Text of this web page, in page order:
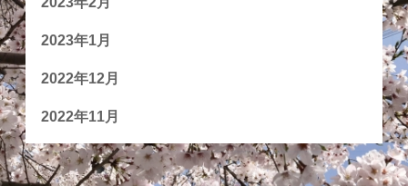
2023年1月
2022年12月
2022年11月